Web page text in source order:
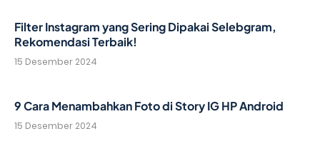
Filter Instagram yang Sering Dipakai Selebgram,
Rekomendasi Terbaik!
15 Desember 2024
9 Cara Menambahkan Foto di Story IG HP Android
15 Desember 2024